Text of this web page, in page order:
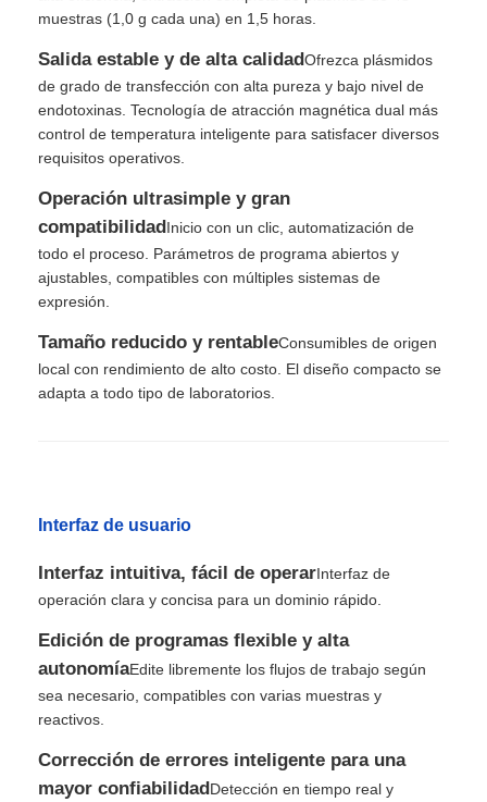
En casa.
Productos
Sobre nosotros
Recorrido por la fábrica
Contacta con nosotros
Noticias
Solicitar una cotización
extracción de ácidos nucleicos con cuentas
Kits de extracción de ADN / ARN
muestras (1,0 g cada una) en 1,5 horas.
Salida estable y de alta calidadOfrezca plásmidos
de grado de transfección con alta pureza y bajo nivel de
endotoxinas. Tecnología de atracción magnética dual más
control de temperatura inteligente para satisfacer diversos
requisitos operativos.
Operación ultrasimple y gran
compatibilidadInicio con un clic, automatización de
todo el proceso. Parámetros de programa abiertos y
ajustables, compatibles con múltiples sistemas de
expresión.
Tamaño reducido y rentableConsumibles de origen
local con rendimiento de alto costo. El diseño compacto se
adapta a todo tipo de laboratorios.
Interfaz de usuario
Interfaz intuitiva, fácil de operarInterfaz de
operación clara y concisa para un dominio rápido.
Edición de programas flexible y alta
autonomíaEdite libremente los flujos de trabajo según
sea necesario, compatibles con varias muestras y
reactivos.
Corrección de errores inteligente para una
mayor confiabilidadDetección en tiempo real y